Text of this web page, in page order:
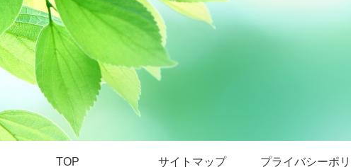
TOP サイトマップ プライバシーポ